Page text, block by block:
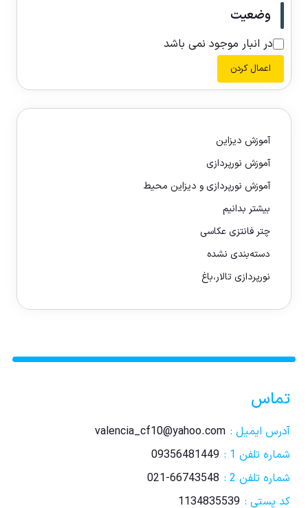
وضعیت
در انبار موجود نمی باشد
اعمال کردن
آموزش دیزاین
آموزش نورپردازی
آموزش نورپردازی و دیزاین محیط
بیشتر بدانیم
چتر فانتزی عکاسی
دسته‌بندی نشده
نورپردازی تالار،باغ
تماس
آدرس ایمیل : valencia_cf10@yahoo.com
شماره تلفن 1 :
09356481449
شماره تلفن 2 :
021-66743548
کد پستی : 1134835539